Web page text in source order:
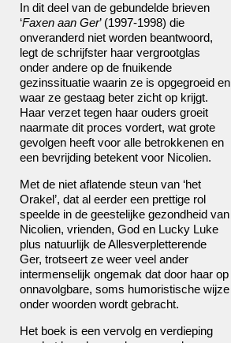
In dit deel van de gebundelde brieven
‘Faxen aan Ger’ (1997-1998) die
onveranderd niet worden beantwoord,
legt de schrijfster haar vergrootglas
onder andere op de fnuikende
gezinssituatie waarin ze is opgegroeid en
waar ze gestaag beter zicht op krijgt.
Haar verzet tegen haar ouders groeit
naarmate dit proces vordert, wat grote
gevolgen heeft voor alle betrokkenen en
een bevrijding betekent voor Nicolien.
Met de niet aflatende steun van ‘het
Orakel’, dat al eerder een prettige rol
speelde in de geestelijke gezondheid van
Nicolien, vrienden, God en Lucky Luke
plus natuurlijk de Allesverpletterende
Ger, trotseert ze weer veel ander
intermenselijk ongemak dat door haar op
onnavolgbare, soms humoristische wijze
onder woorden wordt gebracht.
Het boek is een vervolg en verdieping